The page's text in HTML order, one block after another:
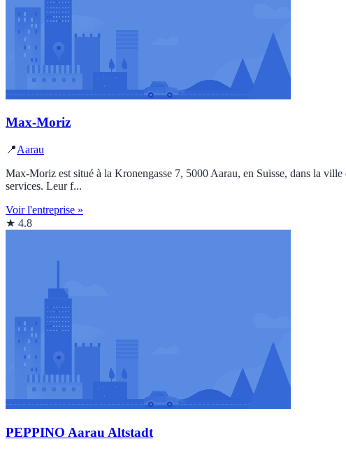
Max-Moriz
📍Aarau
Max-Moriz est situé à la Kronengasse 7, 5000 Aarau, en Suisse, dans la
services. Leur f...
Voir l'entreprise »
★ 4.8
PEPPINO Aarau Altstadt